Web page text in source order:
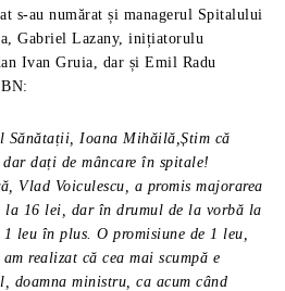
s-au numărat și managerul Spitalului
Gabriel Lazany, inițiatorulu
Ivan Gruia, dar și Emil Radu
Sănătații, Ioana Mihăilă,Știm că
dați de mâncare în spitale!
Vlad Voiculescu, a promis majorarea
la 16 lei, dar în drumul de la vorbă la
leu în plus. O promisiune de 1 leu,
realizat că cea mai scumpă e
doamna ministru, ca acum când